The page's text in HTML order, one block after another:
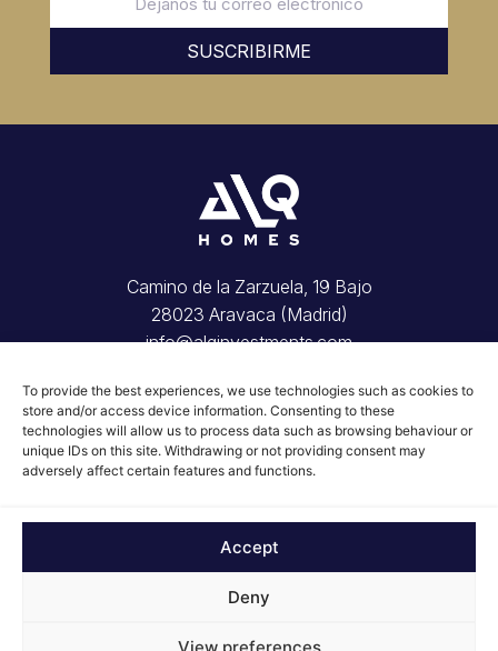
To provide the best experiences, we use technologies such as cookies to
store and/or access device information. Consenting to these
technologies will allow us to process data such as browsing behaviour or
unique IDs on this site. Withdrawing or not providing consent may
adversely affect certain features and functions.
Accept
Deny
View preferences
SUSCRIBIRME
Camino de la Zarzuela, 19 Bajo
28023 Aravaca (Madrid)
info@alqinvestments.com
Tu vivienda
Invierte con nosotros
Conócenos
Blog
Aviso Legal
Política de Cookies